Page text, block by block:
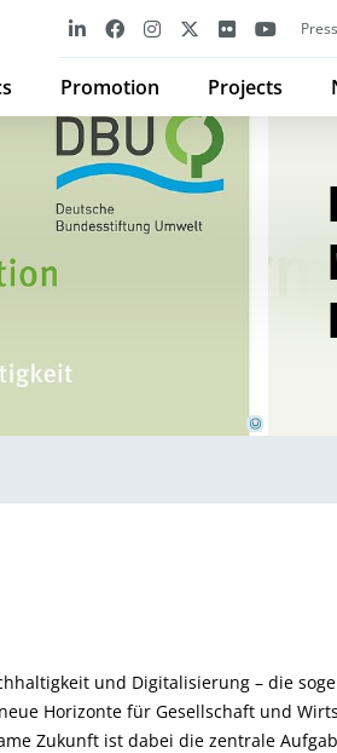
Press
Promotion Projects
©
und Digitalisierung – die
Horizonte für Gesellschaft und
Zukunft ist dabei die zentrale